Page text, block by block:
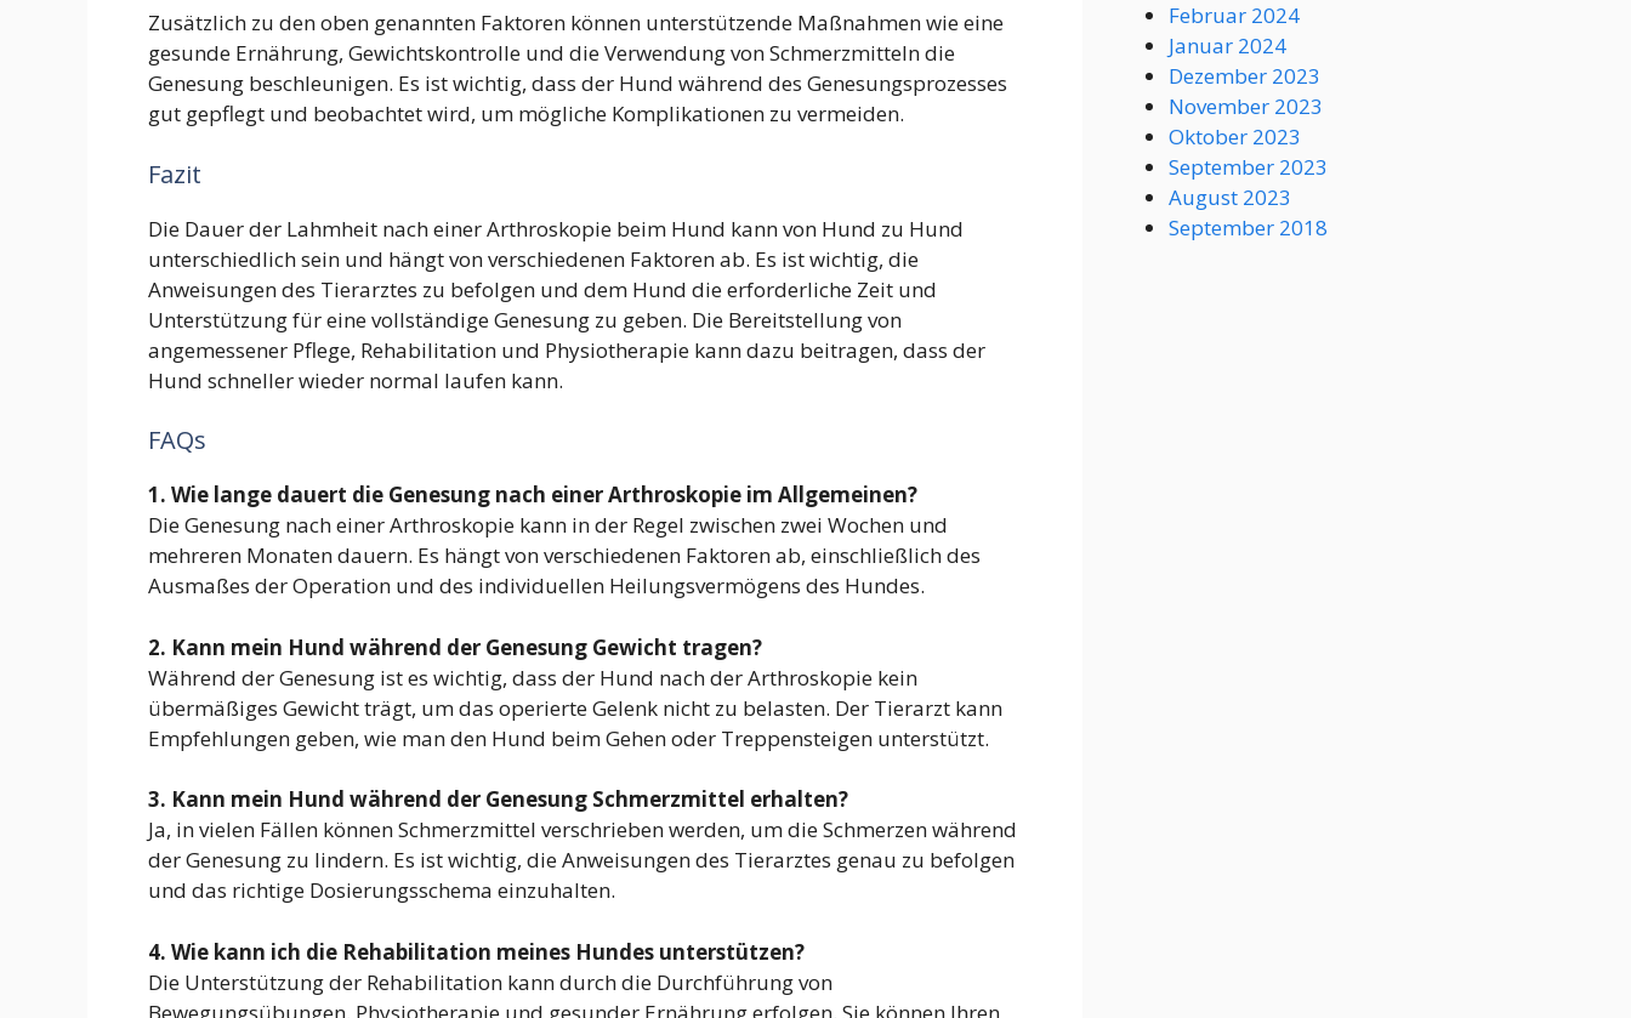
Zusätzlich zu den oben genannten Faktoren können unterstützende Maßnahmen wie eine
gesunde Ernährung, Gewichtskontrolle und die Verwendung von Schmerzmitteln die
Genesung beschleunigen. Es ist wichtig, dass der Hund während des Genesungsprozesses
gut gepflegt und beobachtet wird, um mögliche Komplikationen zu vermeiden.
Fazit
Die Dauer der Lahmheit nach einer Arthroskopie beim Hund kann von Hund zu Hund
unterschiedlich sein und hängt von verschiedenen Faktoren ab. Es ist wichtig, die
Anweisungen des Tierarztes zu befolgen und dem Hund die erforderliche Zeit und
Unterstützung für eine vollständige Genesung zu geben. Die Bereitstellung von
angemessener Pflege, Rehabilitation und Physiotherapie kann dazu beitragen, dass der
Hund schneller wieder normal laufen kann.
FAQs
1. Wie lange dauert die Genesung nach einer Arthroskopie im Allgemeinen?
Die Genesung nach einer Arthroskopie kann in der Regel zwischen zwei Wochen und
mehreren Monaten dauern. Es hängt von verschiedenen Faktoren ab, einschließlich des
Ausmaßes der Operation und des individuellen Heilungsvermögens des Hundes.
2. Kann mein Hund während der Genesung Gewicht tragen?
Während der Genesung ist es wichtig, dass der Hund nach der Arthroskopie kein
übermäßiges Gewicht trägt, um das operierte Gelenk nicht zu belasten. Der Tierarzt kann
Empfehlungen geben, wie man den Hund beim Gehen oder Treppensteigen unterstützt.
3. Kann mein Hund während der Genesung Schmerzmittel erhalten?
Ja, in vielen Fällen können Schmerzmittel verschrieben werden, um die Schmerzen während
der Genesung zu lindern. Es ist wichtig, die Anweisungen des Tierarztes genau zu befolgen
und das richtige Dosierungsschema einzuhalten.
4. Wie kann ich die Rehabilitation meines Hundes unterstützen?
Die Unterstützung der Rehabilitation kann durch die Durchführung von
Bewegungsübungen, Physiotherapie und gesunder Ernährung erfolgen. Sie können Ihren
Februar 2024
Januar 2024
Dezember 2023
November 2023
Oktober 2023
September 2023
August 2023
September 2018